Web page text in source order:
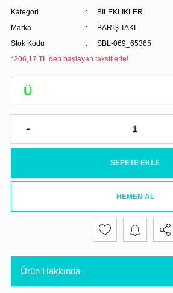
Kategori
BİLEKLİKLER
Marka
BARIŞ TAKI
Stok Kodu
SBL-069_65365
*206,17 TL den başlayan taksitlerle!
SEPETE EKLE
HEMEN AL
Ürün Hakkında